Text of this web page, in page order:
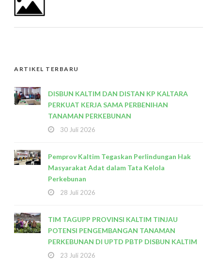
ARTIKEL TERBARU
DISBUN KALTIM DAN DISTAN KP KALTARA
PERKUAT KERJA SAMA PERBENIHAN
TANAMAN PERKEBUNAN
30 Juli 2026
Pemprov Kaltim Tegaskan Perlindungan Hak
Masyarakat Adat dalam Tata Kelola
Perkebunan
28 Juli 2026
TIM TAGUPP PROVINSI KALTIM TINJAU
POTENSI PENGEMBANGAN TANAMAN
PERKEBUNAN DI UPTD PBTP DISBUN KALTIM
23 Juli 2026